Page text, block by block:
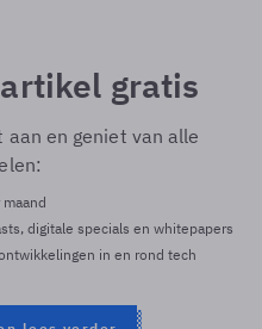
gratis
aan en geniet van alle
digitale specials en whitepapers
in en rond tech